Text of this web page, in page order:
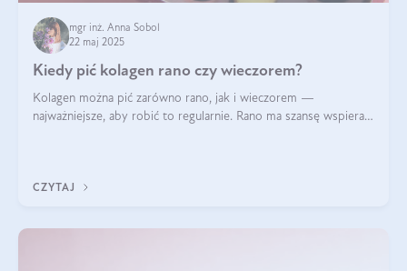
mgr inż. Anna Sobol
22 maj 2025
Kiedy pić kolagen rano czy wieczorem?
Kolagen można pić zarówno rano, jak i wieczorem —
najważniejsze, aby robić to regularnie. Rano ma szansę wspierać
CZYTAJ